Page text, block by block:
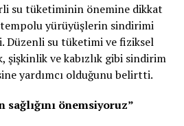
su tüketiminin önemine dikkat
yürüyüşlerin sindirimi
Düzenli su tüketimi ve fiziksel
şişkinlik ve kabızlık gibi sindirim
yardımcı olduğunu belirtti.
sağlığını önemsiyoruz”